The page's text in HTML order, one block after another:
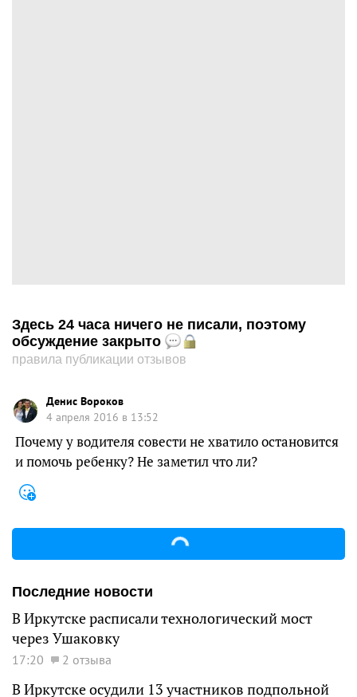
Здесь 24 часа ничего не писали, поэтому
обсуждение закрыто
правила публикации отзывов
Денис Вороков
4 апреля 2016 в 13:52
Почему у водителя совести не хватило остановится
и помочь ребенку? Не заметил что ли?
Последние новости
В Иркутске расписали технологический мост
через Ушаковку
17:20 2 отзыва
В Иркутске осудили 13 участников подпольной